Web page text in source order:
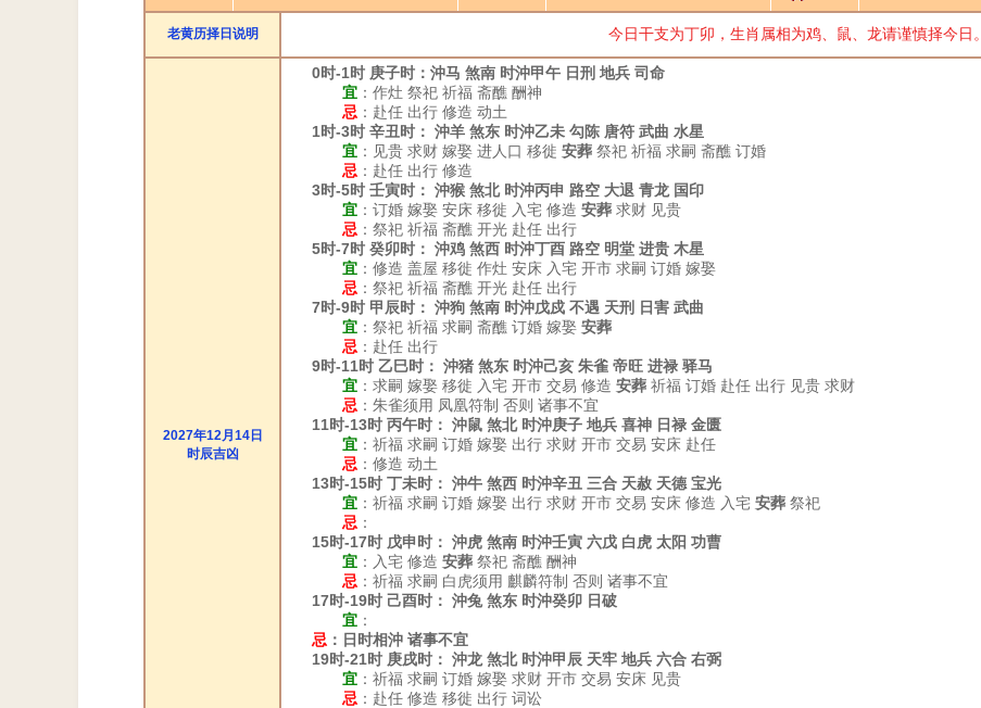
老黄历择日说明 今日干支为丁卯，生肖属相为鸡、鼠、龙请谨慎择今日。
2027年12月14日
时辰吉凶
0时-1时 庚子时：沖马 煞南 时沖甲午 日刑 地兵 司命
宜 ：作灶 祭祀 祈福 斋醮 酬神
忌 ：赴任 出行 修造 动土
1时-3时 辛丑时： 沖羊 煞东 时沖乙未 勾陈 唐符 武曲 水星
宜 ：见贵 求财 嫁娶 进人口 移徙 安葬 祭祀 祈福 求嗣 斋醮 订婚
忌 ：赴任 出行 修造
3时-5时 壬寅时： 沖猴 煞北 时沖丙申 路空 大退 青龙 国印
宜 ：订婚 嫁娶 安床 移徙 入宅 修造 安葬 求财 见贵
忌 ：祭祀 祈福 斋醮 开光 赴任 出行
5时-7时 癸卯时： 沖鸡 煞西 时沖丁酉 路空 明堂 进贵 木星
宜 ：修造 盖屋 移徙 作灶 安床 入宅 开市 求嗣 订婚 嫁娶
忌 ：祭祀 祈福 斋醮 开光 赴任 出行
7时-9时 甲辰时： 沖狗 煞南 时沖戊戍 不遇 天刑 日害 武曲
宜 ：祭祀 祈福 求嗣 斋醮 订婚 嫁娶 安葬
忌 ：赴任 出行
9时-11时 乙巳时： 沖猪 煞东 时沖己亥 朱雀 帝旺 进禄 驿马
宜 ：求嗣 嫁娶 移徙 入宅 开市 交易 修造 安葬 祈福 订婚 赴任 出行 见贵 求财
忌 ：朱雀须用 凤凰符制 否则 诸事不宜
11时-13时 丙午时： 沖鼠 煞北 时沖庚子 地兵 喜神 日禄 金匮
宜 ：祈福 求嗣 订婚 嫁娶 出行 求财 开市 交易 安床 赴任
忌 ：修造 动土
13时-15时 丁未时： 沖牛 煞西 时沖辛丑 三合 天赦 天德 宝光
宜 ：祈福 求嗣 订婚 嫁娶 出行 求财 开市 交易 安床 修造 入宅 安葬 祭祀
忌 ：
15时-17时 戊申时： 沖虎 煞南 时沖壬寅 六戊 白虎 太阳 功曹
宜 ：入宅 修造 安葬 祭祀 斋醮 酬神
忌 ：祈福 求嗣 白虎须用 麒麟符制 否则 诸事不宜
17时-19时 己酉时： 沖兔 煞东 时沖癸卯 日破
宜 ：
忌 ：日时相沖 诸事不宜
19时-21时 庚戌时： 沖龙 煞北 时沖甲辰 天牢 地兵 六合 右弼
宜 ：祈福 求嗣 订婚 嫁娶 求财 开市 交易 安床 见贵
忌 ：赴任 修造 移徙 出行 词讼